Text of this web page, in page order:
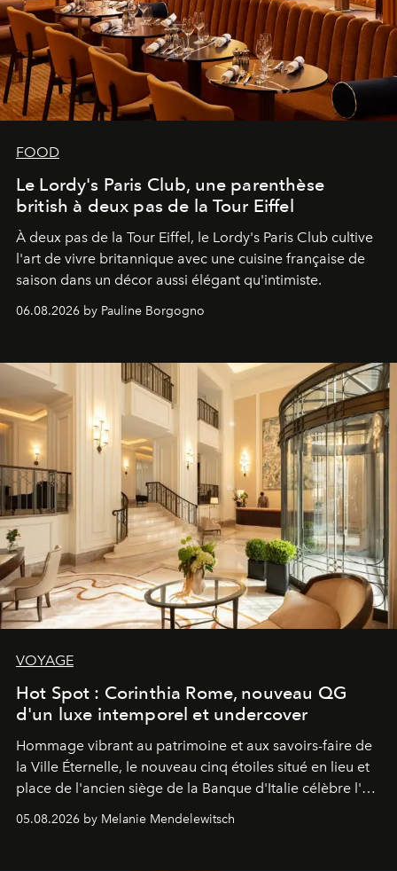
FOOD
Le Lordy's Paris Club, une parenthèse
british à deux pas de la Tour Eiffel
À deux pas de la Tour Eiffel, le Lordy's Paris Club cultive
l'art de vivre britannique avec une cuisine française de
saison dans un décor aussi élégant qu'intimiste.
06.08.2026 by Pauline Borgogno
VOYAGE
Hot Spot : Corinthia Rome, nouveau QG
d'un luxe intemporel et undercover
Hommage vibrant au patrimoine et aux savoirs-faire de
la Ville Éternelle, le nouveau cinq étoiles situé en lieu et
place de l'ancien siège de la Banque d'Italie célèbre l'art
05.08.2026 by Melanie Mendelewitsch